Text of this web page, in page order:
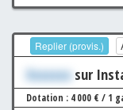
Replier (provis.)
Xxxxxxx sur
Dotation : 4 000 € / 1